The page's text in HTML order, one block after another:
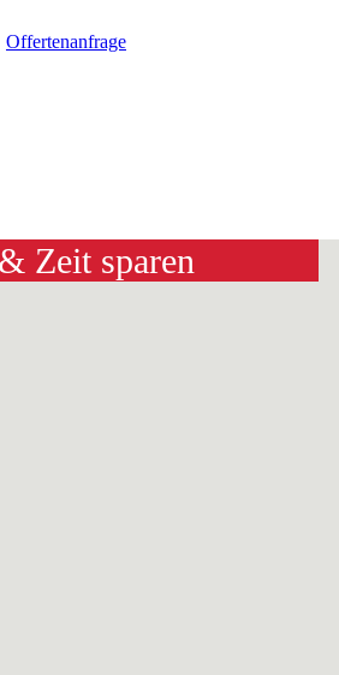
Offertenanfrage
Zeit sparen